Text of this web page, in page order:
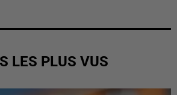
LES PLUS VUS